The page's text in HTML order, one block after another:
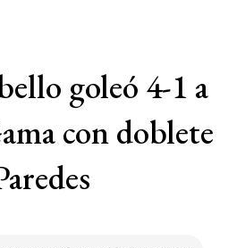
goleó 4-1 a
con doblete